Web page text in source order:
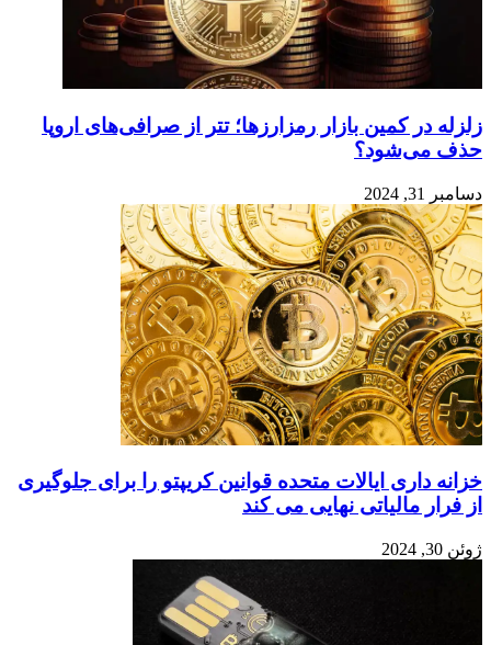
زلزله در کمین بازار رمزارزها؛ تتر از صرافی‌های اروپا
حذف می‌شود؟
دسامبر 31, 2024
خزانه داری ایالات متحده قوانین کریپتو را برای جلوگیری
از فرار مالیاتی نهایی می کند
ژوئن 30, 2024